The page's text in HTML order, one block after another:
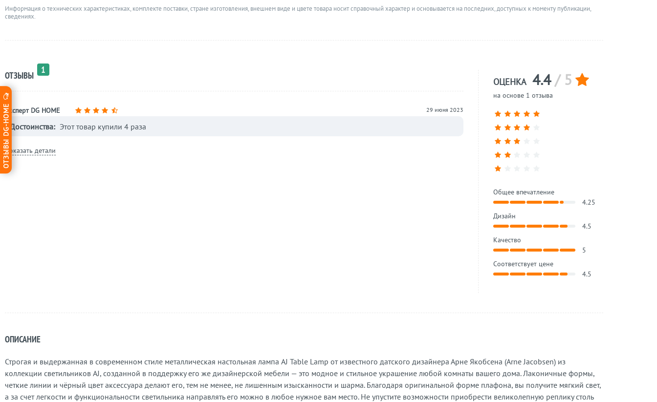
ОТЗЫВЫ DG-HOME
ОПИСАНИЕ
Строгая и выдержанная в современном стиле металлическая настольная лампа AJ Table Lamp от известного датского дизайнера Арне Якобсена (Arne Jacobsen) из
коллекции светильников AJ, созданной в поддержку его же дизайнерской мебели — это модное и стильное украшение любой комнаты вашего дома. Лаконичные формы,
четкие линии и чёрный цвет аксессуара делают его, тем не менее, не лишенным изысканности и шарма. Благодаря оригинальной форме плафона, вы получите мягкий свет,
а за счет легкости и функциональности светильника направлять его можно в любое нужное вам место. Не упустите возможности приобрести великолепную реплику столь
Информация о технических характеристиках, комплекте поставки, стране изготовления, внешнем виде и цвете товара носит справочный характер и основывается на последних, доступных к моменту публикации,
сведениях.
ОЦЕНКА 4.4 / 5
на основе 1 отзыва
Общее впечатление
4.25
Дизайн
4.5
Качество
5
Соответствует цене
4.5
ОТЗЫВЫ
1
Эксперт DG HOME 29 июня 2023
Достоинства: Этот товар купили 4 раза
Показать детали